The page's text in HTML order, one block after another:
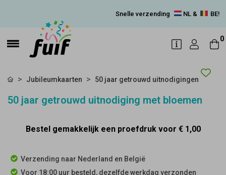
Snelle verzending NL & BE!
0
Jubileumkaarten 50 jaar getrouwd uitnodigingen
50 jaar getrouwd uitnodiging met bloemen
Bestel gemakkelijk een proefdruk voor € 1,00
Verzending naar Nederland en België
Voor 18:00 uur besteld, dezelfde werkdag verzonden